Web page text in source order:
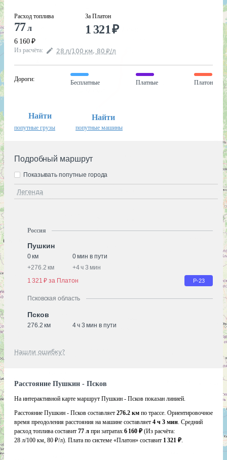
Расход топлива
77л
6 160 ₽
За Платон
1 321₽
Из расчёта: 28 л/100 км, 80 ₽/л
Дороги:
Бесплатные Платные Платон
Найти
попутные грузы
Найти
попутные машины
Подробный маршрут
Легенда
Показывать попутные города
Россия
Пушкин
0 км
0 мин в пути
+276.2 км +4 ч 3 мин
1 321 ₽ за Платон
Р-23
Псковская область
Псков
276.2 км 4 ч 3 мин в пути
Нашли ошибку?
Расстояние Пушкин - Псков
На интерактивной карте маршрут Пушкин - Псков показан линией.
Расстояние Пушкин - Псков составляет 276.2 км по трассе. Ориентировочное
время преодоления расстояния на машине составляет 4 ч 3 мин. Средний
расход топлива составит 77 л при затратах 6 160 ₽ (Из расчёта:
28 л/100 км, 80 ₽/л). Плата по системе «Платон» составит 1 321 ₽.